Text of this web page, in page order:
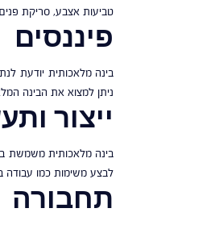
טביעות אצבע, סריקת פנים
פיננסים
בינה מלאכותית יודעת
ניתן למצוא את הבינה
ייצור
בינה מלאכותית משמשת
לבצע משימות כמו עבודה
תחבורה